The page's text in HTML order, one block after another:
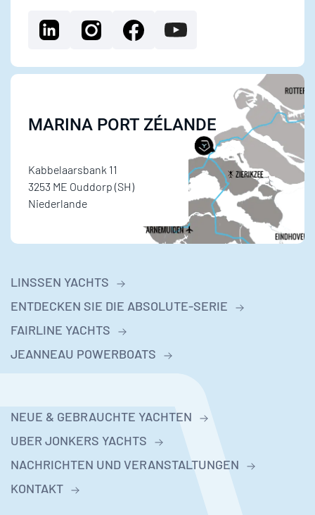
MARINA PORT ZÉLANDE
Kabbelaarsbank 11
3253 ME Ouddorp (SH)
Niederlande
LINSSEN YACHTS
ENTDECKEN SIE DIE ABSOLUTE-SERIE
FAIRLINE YACHTS
JEANNEAU POWERBOATS
NEUE & GEBRAUCHTE YACHTEN
UBER JONKERS YACHTS
NACHRICHTEN UND VERANSTALTUNGEN
KONTAKT